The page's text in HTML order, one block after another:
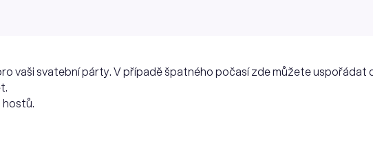
vaši svatební párty. V případě špatného počasí zde můžete uspořádat